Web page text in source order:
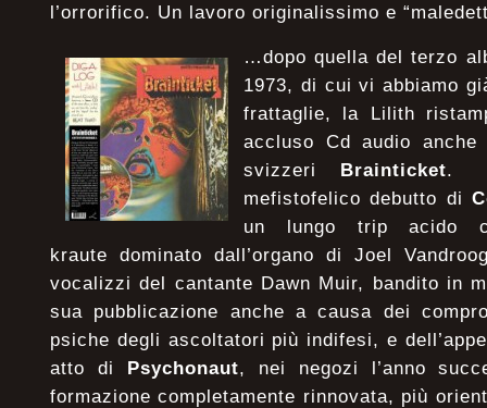
l’orrorifico. Un lavoro originalissimo e
…dopo quella del terzo
1973, di cui vi abbiamo
frattaglie, la Lilith
accluso Cd audio
svizzeri Brainticket.
mefistofelico debutto di
un lungo trip acido
kraute dominato dall’organo di Joel
vocalizzi del cantante Dawn Muir, bandito in
sua pubblicazione anche a causa dei
psiche degli ascoltatori più indifesi, e
atto di Psychonaut, nei negozi l’anno
formazione completamente rinnovata, più